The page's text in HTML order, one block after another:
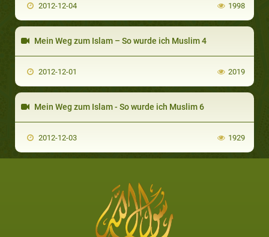
2012-12-04 1998
Mein Weg zum Islam – So wurde ich Muslim 4
2012-12-01 2019
Mein Weg zum Islam - So wurde ich Muslim 6
2012-12-03 1929